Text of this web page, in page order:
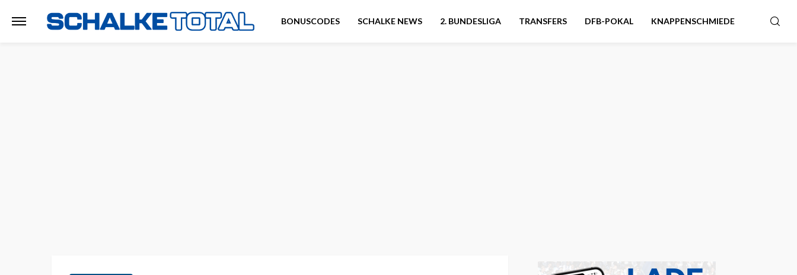
BONUSCODES SCHALKE NEWS 2. BUNDESLIGA TRANSFERS DFB-POKAL KNAPPENSCHMIEDE